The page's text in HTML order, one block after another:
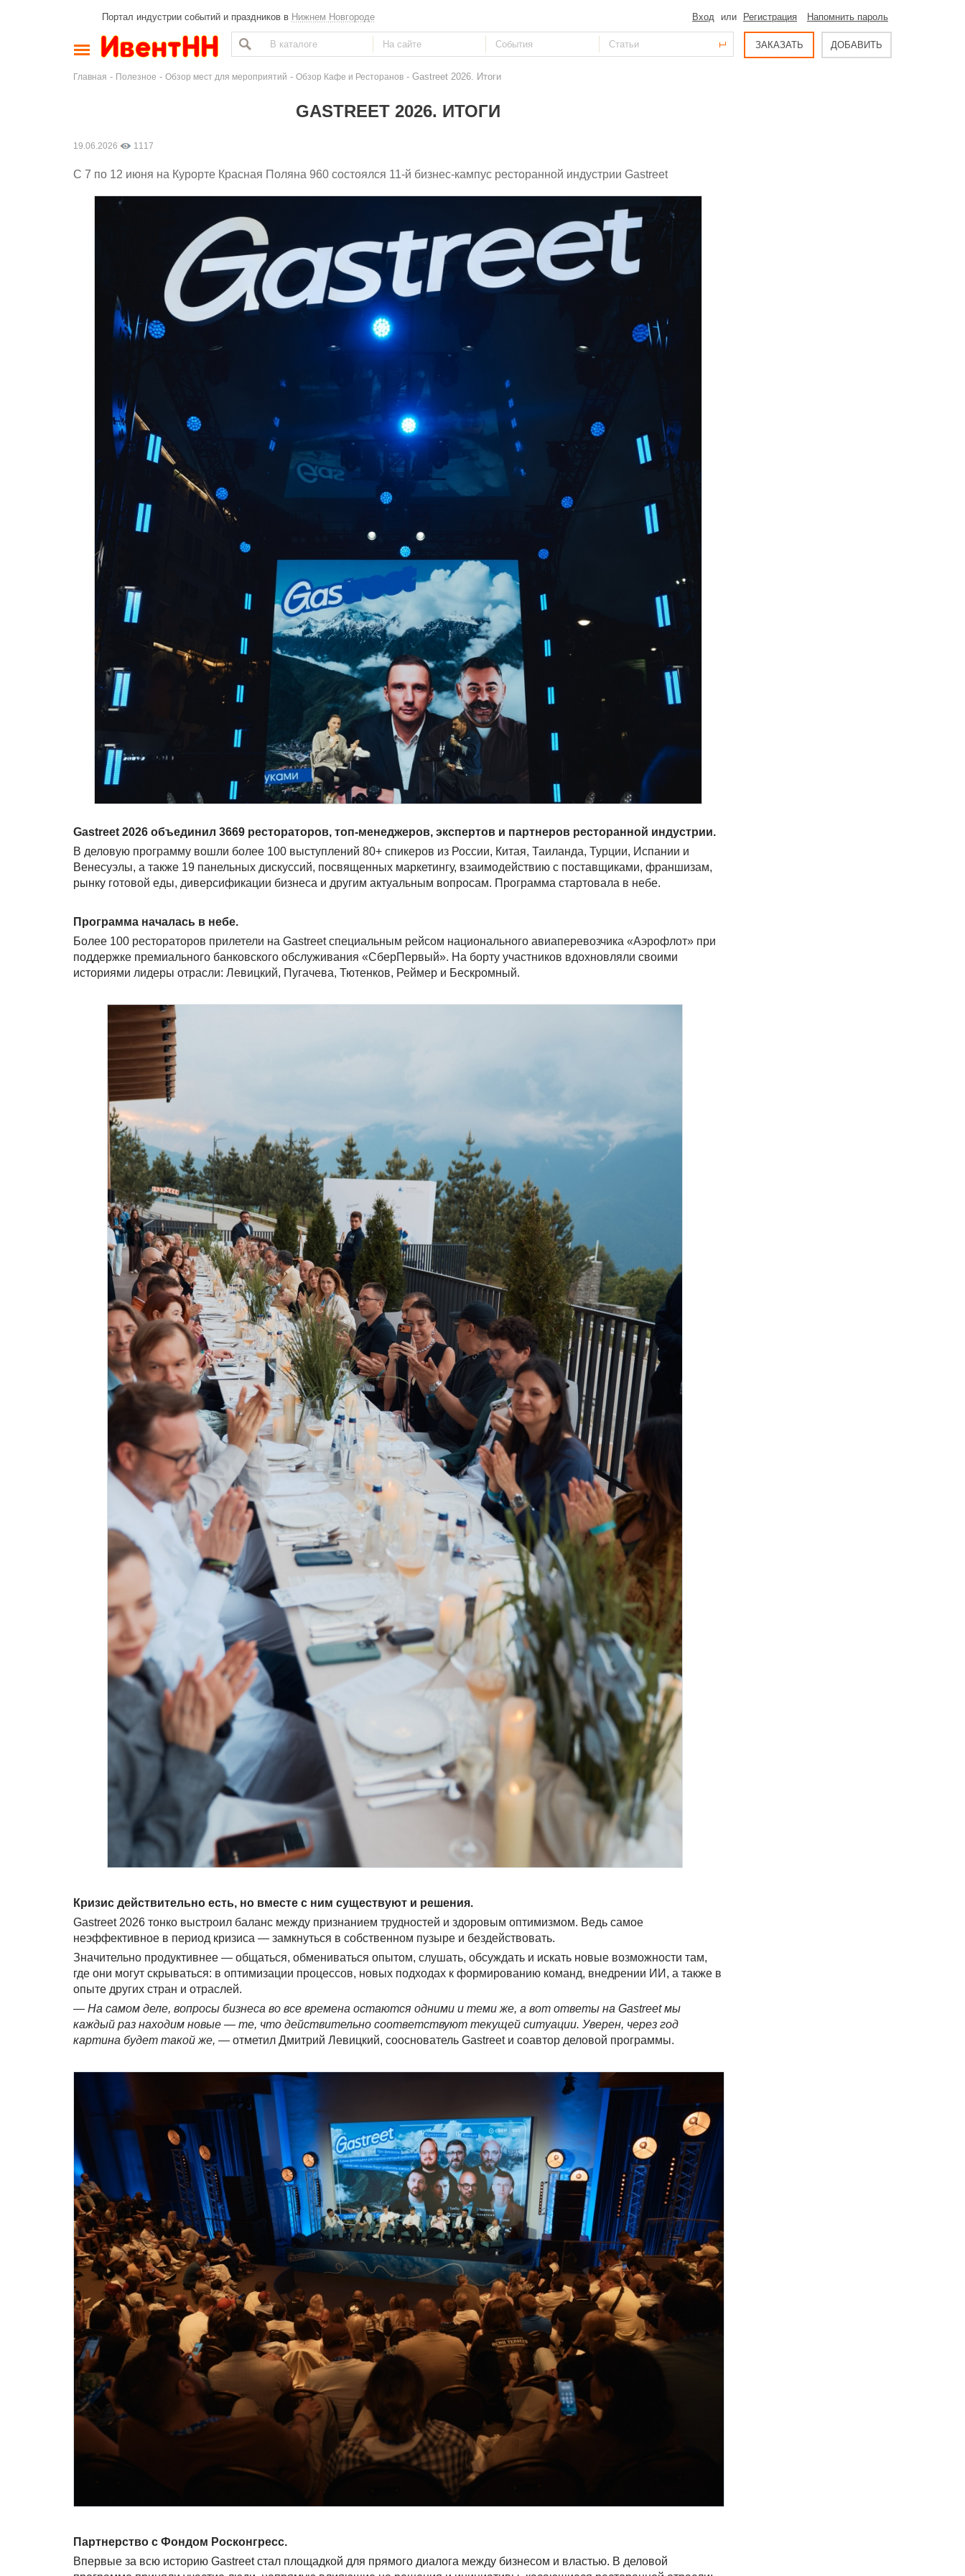
Портал индустрии событий и праздников в Нижнем Новгороде Вход или Регистрация Напомнить пароль
ЗАКАЗАТЬ ДОБАВИТЬ
Главная - Полезное - Обзор мест для мероприятий - Обзор Кафе и Ресторанов - Gastreet 2026. Итоги
GASTREET 2026. ИТОГИ
19.06.2026 1117
С 7 по 12 июня на Курорте Красная Поляна 960 состоялся 11-й бизнес-кампус ресторанной индустрии Gastreet
Gastreet 2026 объединил 3669 рестораторов, топ-менеджеров, экспертов и партнеров ресторанной индустрии.
В деловую программу вошли более 100 выступлений 80+ спикеров из России, Китая, Таиланда, Турции, Испании и
Венесуэлы, а также 19 панельных дискуссий, посвященных маркетингу, взаимодействию с поставщиками, франшизам,
рынку готовой еды, диверсификации бизнеса и другим актуальным вопросам. Программа стартовала в небе.
Программа началась в небе.
Более 100 рестораторов прилетели на Gastreet специальным рейсом национального авиаперевозчика «Аэрофлот» при
поддержке премиального банковского обслуживания «СберПервый». На борту участников вдохновляли своими
историями лидеры отрасли: Левицкий, Пугачева, Тютенков, Реймер и Бескромный.
Кризис действительно есть, но вместе с ним существуют и решения.
Gastreet 2026 тонко выстроил баланс между признанием трудностей и здоровым оптимизмом. Ведь самое
неэффективное в период кризиса — замкнуться в собственном пузыре и бездействовать.
Значительно продуктивнее — общаться, обмениваться опытом, слушать, обсуждать и искать новые возможности там,
где они могут скрываться: в оптимизации процессов, новых подходах к формированию команд, внедрении ИИ, а также в
опыте других стран и отраслей.
— На самом деле, вопросы бизнеса во все времена остаются одними и теми же, а вот ответы на Gastreet мы
каждый раз находим новые — те, что действительно соответствуют текущей ситуации. Уверен, через год
картина будет такой же, — отметил Дмитрий Левицкий, сооснователь Gastreet и соавтор деловой программы.
Партнерство с Фондом Росконгресс.
Впервые за всю историю Gastreet стал площадкой для прямого диалога между бизнесом и властью. В деловой